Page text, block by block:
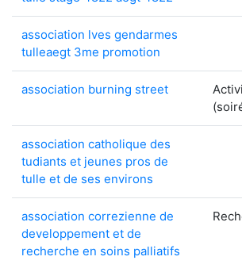
association lves gendarmes
tulleaegt 3me promotion
association burning street
association catholique des
tudiants et jeunes pros de
tulle et de ses environs
association correzienne de
developpement et de
recherche en soins palliatifs